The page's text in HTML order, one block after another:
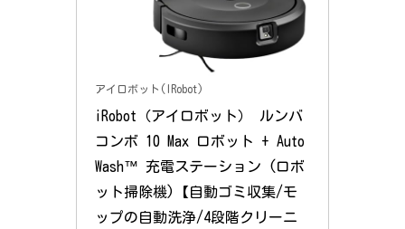
アイロボット(IRobot)
iRobot（アイロボット） ルンバ
コンボ 10 Max ロボット + Auto
Wash™ 充電ステーション (ロボ
ット掃除機)【自動ゴミ収集/モ
ップの自動洗浄/4段階クリーニ